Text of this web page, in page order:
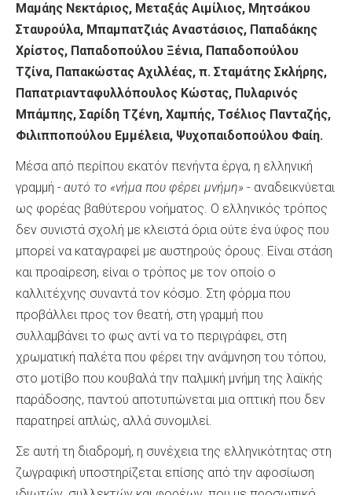
Μαμάης Νεκτάριος, Μεταξάς Αιμίλιος, Μητσάκου
Σταυρούλα, Μπαμπατζιάς Αναστάσιος, Παπαδάκης
Χρίστος, Παπαδοπούλου Ξένια, Παπαδοπούλου
Τζίνα, Παπακώστας Αχιλλέας, π. Σταμάτης Σκλήρης,
Παπατριανταφυλλόπουλος Κώστας, Πυλαρινός
Μπάμπης, Σαρίδη Τζένη, Χαμπής, Τσέλιος Πανταζής,
Φιλιπποπούλου Εμμέλεια, Ψυχοπαιδοπούλου Φαίη.
Μέσα από περίπου εκατόν πενήντα έργα, η ελληνική
γραμμή - αυτό το «νήμα που φέρει μνήμη» - αναδεικνύεται
ως φορέας βαθύτερου νοήματος. Ο ελληνικός τρόπος
δεν συνιστά σχολή με κλειστά όρια ούτε ένα ύφος που
μπορεί να καταγραφεί με αυστηρούς όρους. Είναι στάση
και προαίρεση, είναι ο τρόπος με τον οποίο ο
καλλιτέχνης συναντά τον κόσμο. Στη φόρμα που
προβάλλει προς τον θεατή, στη γραμμή που
συλλαμβάνει το φως αντί να το περιγράφει, στη
χρωματική παλέτα που φέρει την ανάμνηση του τόπου,
στο μοτίβο που κουβαλά την παλμική μνήμη της λαϊκής
παράδοσης, παντού αποτυπώνεται μια οπτική που δεν
παρατηρεί απλώς, αλλά συνομιλεί.
Σε αυτή τη διαδρομή, η συνέχεια της ελληνικότητας στη
ζωγραφική υποστηρίζεται επίσης από την αφοσίωση